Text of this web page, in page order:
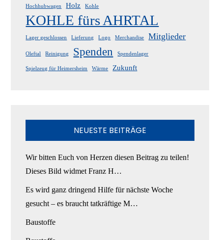
Hochhubwagen Holz Kohle
KOHLE fürs AHRTAL
Lager geschlossen Lieferung Logo Merchandise Mitglieder
Oleftal Reinigung Spenden Spendenlager
Spielzeug für Heimersheim Wärme Zukunft
NEUESTE BEITRÄGE
Wir bitten Euch von Herzen diesen Beitrag zu teilen!
Dieses Bild widmet Franz H…
Es wird ganz dringend Hilfe für nächste Woche
gesucht – es braucht tatkräftige M…
Baustoffe